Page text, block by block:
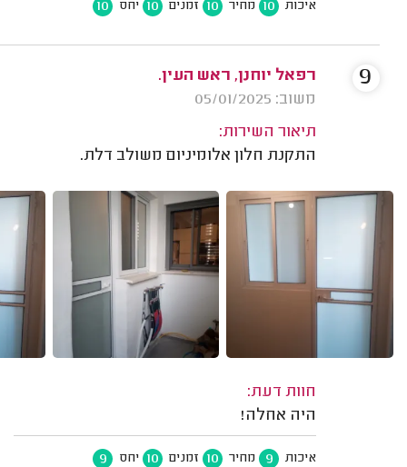
איכות 10 מחיר 10 זמנים 10 יחס 10
רפאל יוחנן, ראש העין.
משוב: 05/01/2025
תיאור השירות:
התקנת חלון אלומיניום משולב דלת.
חוות דעת:
היה אחלה!
איכות 9 מחיר 10 זמנים 10 יחס 9
9